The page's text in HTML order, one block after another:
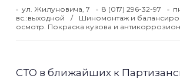
ул. Жилуновича, 7 8 (017) 296-32-97
вс.:выходной
Шиномонтаж и
осмотр. Покраска кузова и
СТО в ближайших к